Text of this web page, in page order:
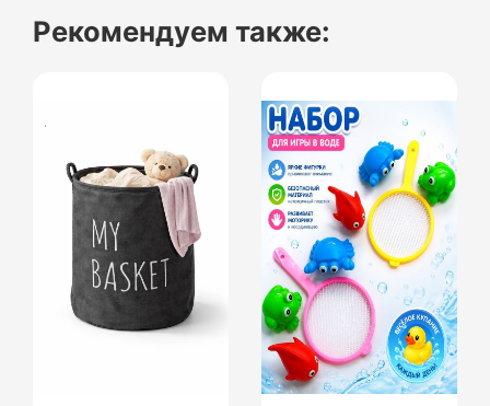
Рекомендуем также: